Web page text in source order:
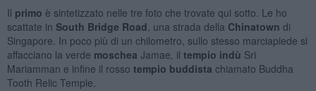
Il primo è sintetizzato nelle tre foto che trovate qui sotto. Le ho
scattate in South Bridge Road, una strada della Chinatown di
Singapore. In poco più di un chilometro, sullo stesso marciapiede si
affacciano la verde moschea Jamae, il tempio indù Sri
Mariamman e infine il rosso tempio buddista chiamato Buddha
Tooth Relic Temple.